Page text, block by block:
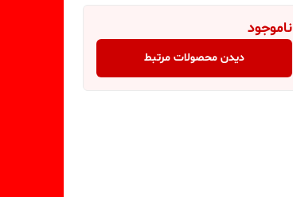
ناموجود
دیدن محصولات مرتبط